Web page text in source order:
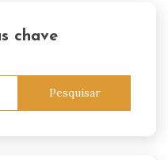
chave